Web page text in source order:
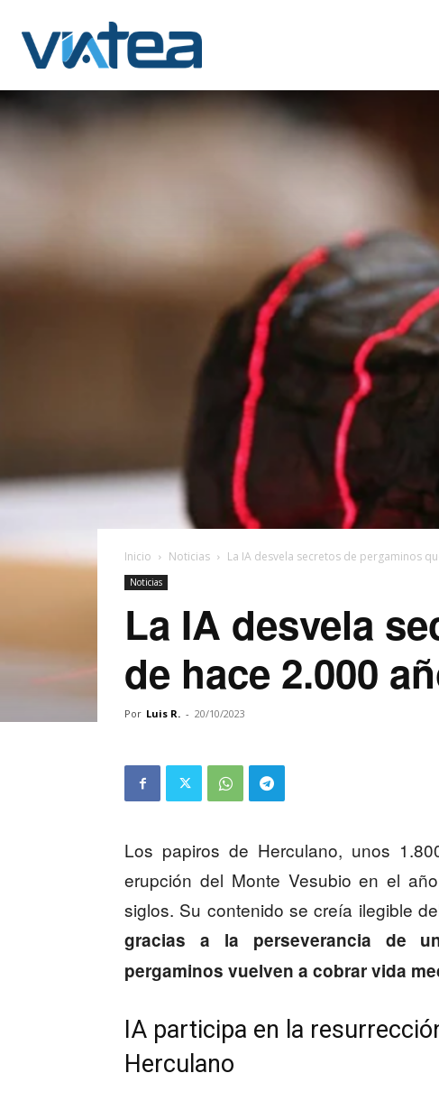
Inicio Noticias La IA desvela secretos de pergaminos
Noticias
La IA desvela
de hace 2.000
Por Luis R. - 20/10/2023
Los papiros de Herculano, unos
erupción del Monte Vesubio en el
siglos. Su contenido se creía ilegible
gracias a la perseverancia de
pergaminos vuelven a cobrar vida
IA participa en la
Herculano